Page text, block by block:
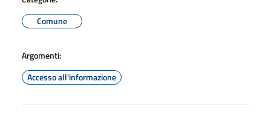
Comune
Argomenti:
Accesso all'informazione